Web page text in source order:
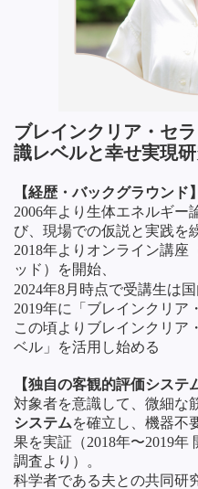
ブレインクリア・セ
識レベルと幸せ実現
【経歴・バックグラウンド】
2006年より生体エネルギー
び、現場での仮説と実践を
2018年よりオンライン講座
ッド）を開始、
2024年8月時点で受講生は
2019年に「ブレインクリア
この頃よりブレインクリア
ベル」を活用し始める
【独自の客観的評価システ
対象者を意識して、微細な
システムを確立し、機器不
果を実証（2018年〜2019
調査より）。
科学者である夫との共同研